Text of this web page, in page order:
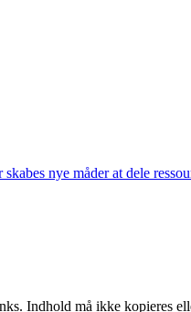
nye måder at dele
Indhold må ikke kopieres